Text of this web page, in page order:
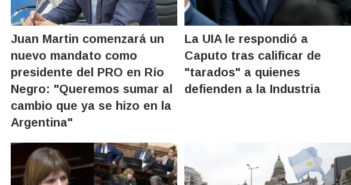
Juan Martin comenzará un
nuevo mandato como
presidente del PRO en Río
Negro: "Queremos sumar al
cambio que ya se hizo en la
Argentina"
La UIA le respondió a
Caputo tras calificar de
"tarados" a quienes
defienden a la Industria